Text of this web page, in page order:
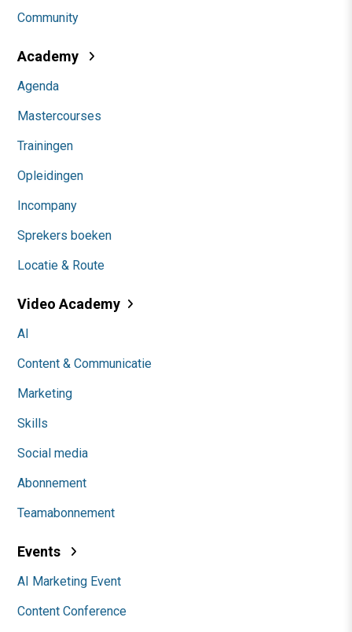
Community
Academy
Agenda
Mastercourses
Trainingen
Opleidingen
Incompany
Sprekers boeken
Locatie & Route
Video Academy
AI
Content & Communicatie
Marketing
Skills
Social media
Abonnement
Teamabonnement
Events
AI Marketing Event
Content Conference